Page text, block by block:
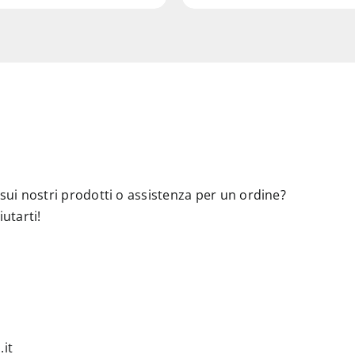
nostri prodotti o assistenza per un ordine?